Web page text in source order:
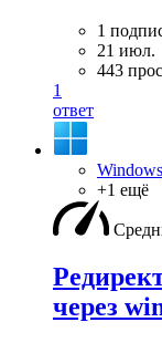
1
21 июл.
443
1
ответ
Windows
+1 ещё
через